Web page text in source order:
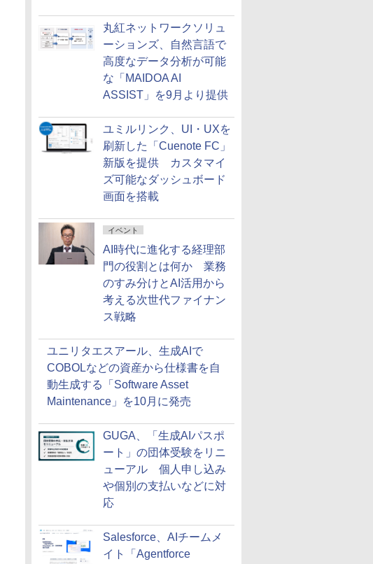
丸紅ネットワークソリュ
ーションズ、自然言語で
高度なデータ分析が可能
な「MAIDOA AI
ASSIST」を9月より提供
ユミルリンク、UI・UXを
刷新した「Cuenote FC」
新版を提供 カスタマイ
ズ可能なダッシュボード
画面を搭載
イベント
AI時代に進化する経理部
門の役割とは何か 業務
のすみ分けとAI活用から
考える次世代ファイナン
ス戦略
ユニリタエスアール、生成AIで
COBOLなどの資産から仕様書を自
動生成する「Software Asset
Maintenance」を10月に発売
GUGA、「生成AIパスポ
ート」の団体受験をリニ
ューアル 個人申し込み
や個別の支払いなどに対
応
Salesforce、AIチームメ
イト「Agentforce